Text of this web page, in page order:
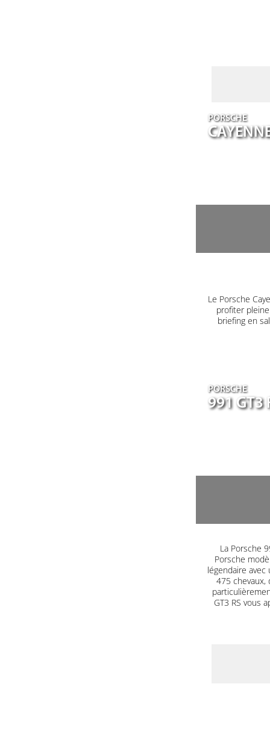
PORSCHE
Le Porsche
profiter
briefing en
PORSCHE
991 GT3
La Porsche
Porsche
légendaire
475
GT3 RS vous